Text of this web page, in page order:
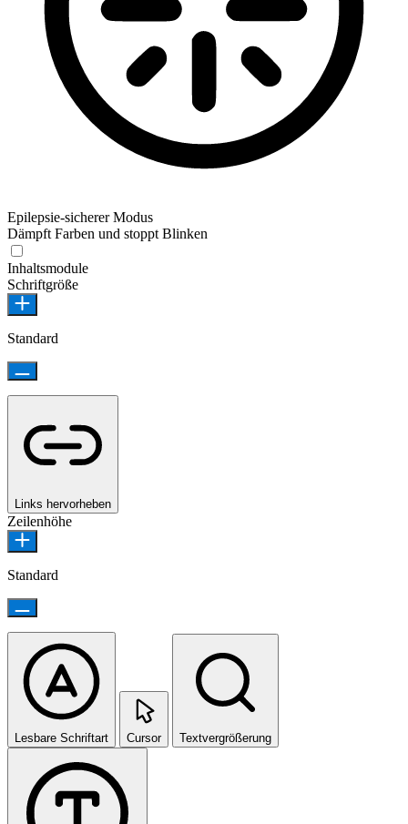
Epilepsie-sicherer Modus
Dämpft Farben und stoppt Blinken
Inhaltsmodule
Schriftgröße
Standard
Links hervorheben
Zeilenhöhe
Standard
Lesbare Schriftart Cursor Textvergrößerung